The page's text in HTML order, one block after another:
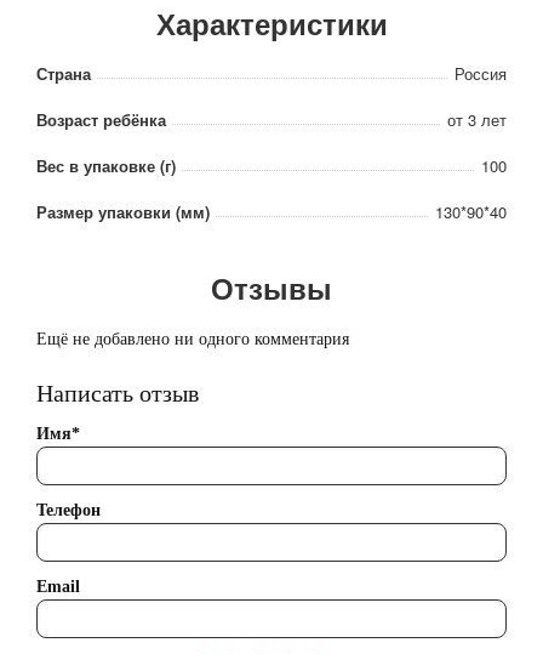
Характеристики
Страна
Россия
Возраст ребёнка
от 3 лет
Вес в упаковке (г)
100
Размер упаковки (мм)
130*90*40
Отзывы
Ещё не добавлено ни одного комментария
Написать отзыв
Имя*
Телефон
Email